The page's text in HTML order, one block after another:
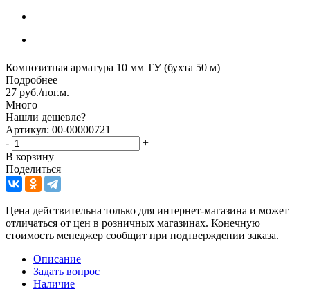
Композитная арматура 10 мм ТУ (бухта 50 м)
Подробнее
27 руб./пог.м.
Много
Нашли дешевле?
Артикул: 00-00000721
-
+
В корзину
Поделиться
Цена действительна только для интернет-магазина и может
отличаться от цен в розничных магазинах. Конечную
стоимость менеджер сообщит при подтверждении заказа.
Описание
Задать вопрос
Наличие